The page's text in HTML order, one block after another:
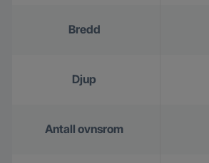
Bredd
Djup
Antall ovnsrom